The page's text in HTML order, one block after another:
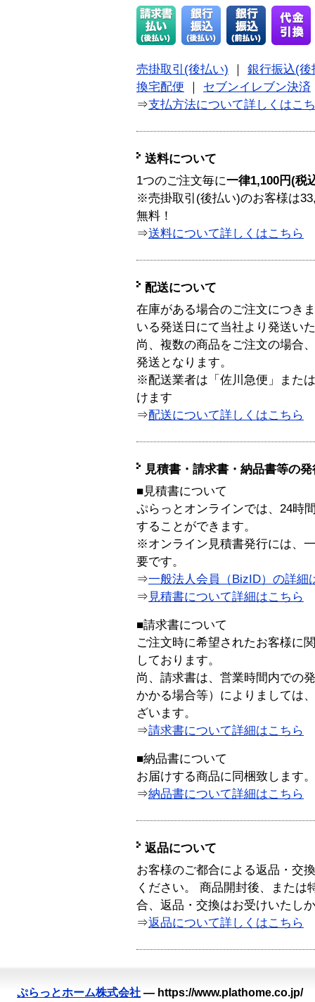
売掛取引(後払い)
銀行振込(後
換宅配便
セブンイレブン決済
⇒支払方法について詳しくはこ
送料について
1つのご注文毎に一律1,100円(税
※売掛取引(後払い)のお客様は
無料！
⇒送料について詳しくはこちら
配送について
在庫がある場合のご注文につき
いる発送日にて当社より発送い
尚、複数の商品をご注文の場合
発送となります。
※配送業者は「佐川急便」また
けます
⇒配送について詳しくはこちら
見積書・請求書・納品書等の
■見積書について
ぷらっとオンラインでは、24時
することができます。
※オンライン見積書発行には、
要です。
⇒一般法人会員（BizID）の詳細
⇒ 見積書について詳細はこちら
■請求書について
ご注文時に希望されたお客様に
しております。
尚、請求書は、営業時間内での
かかる場合等）によりましては
ざいます。
⇒請求書について詳細はこちら
■納品書について
お届けする商品に同梱致します。
⇒納品書について詳細はこちら
返品について
お客様のご都合による返品・交
ください。 商品開封後、または
合、返品・交換はお受けいたし
⇒返品について詳しくはこちら
ぷらっとホーム株式会社 — https://www.plathome.co.jp/